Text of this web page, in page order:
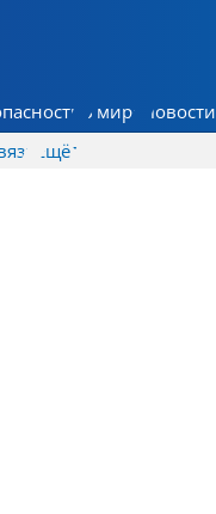
В мире
Ещё